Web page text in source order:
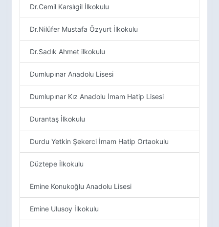
Dr.Cemil Karslıgil İlkokulu
Dr.Nilüfer Mustafa Özyurt İlkokulu
Dr.Sadık Ahmet ilkokulu
Dumlupınar Anadolu Lisesi
Dumlupınar Kız Anadolu İmam Hatip Lisesi
Durantaş İlkokulu
Durdu Yetkin Şekerci İmam Hatip Ortaokulu
Düztepe İlkokulu
Emine Konukoğlu Anadolu Lisesi
Emine Ulusoy İlkokulu